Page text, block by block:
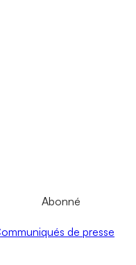
Abonné
de presse